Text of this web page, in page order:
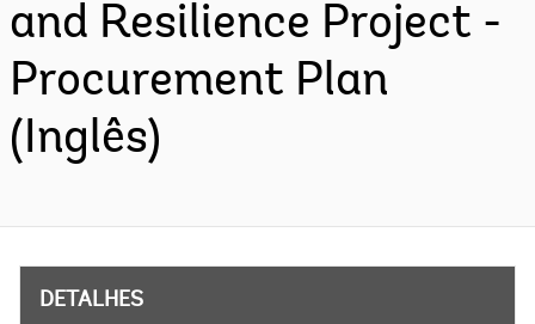
and Resilience Project -
Procurement Plan
(Inglês)
DETALHES